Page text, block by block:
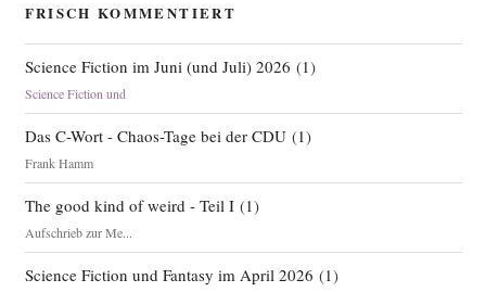
FRISCH KOMMENTIERT
Science Fiction im Juni (und Juli) 2026 (1)
Science Fiction und
Das C-Wort - Chaos-Tage bei der CDU(1)
Frank Hamm
The good kind of weird - Teil I(1)
Aufschrieb zur Me...
Science Fiction und Fantasy im April 2026 (1)